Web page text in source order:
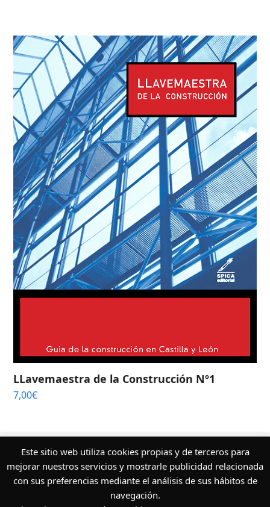
LLavemaestra de la Construcción Nº1
7,00€
¿Quieres conocer más sobre nuestros
servicios editoriales?
Escríbenos ahora
Este sitio web utiliza cookies propias y de terceros para
mejorar nuestros servicios y mostrarle publicidad relacionada
con sus preferencias mediante el análisis de sus hábitos de
navegación.